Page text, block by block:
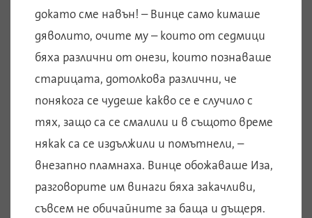
докато сме навън! – Винце само кимаше
дяволито, очите му – които от седмици
бяха различни от онези, които познаваше
старицата, дотолкова различни, че
понякога се чудеше какво се е случило с
тях, защо са се смалили и в същото време
някак са се издължили и помътнели, –
внезапно пламнаха. Винце обожаваше Иза,
разговорите им винаги бяха закачливи,
съвсем не обичайните за баща и дъщеря.